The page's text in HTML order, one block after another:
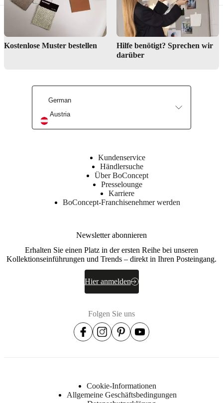
Muster bestellen
Finden Sie Ihren lokalen Store
Kostenlose Muster bestellen
Hilfe benötigt? Sprechen wir
darüber
German
Austria
Kundenservice
Händlersuche
Über BoConcept
Presselounge
Karriere
BoConcept-Franchisenehmer werden
Newsletter abonnieren
Erhalten Sie einen Platz in der ersten Reihe bei unseren
Kollektionseinführungen und Trends – direkt in Ihren Posteingang.
Hier anmelden
Folgen Sie uns
Cookie-Informationen
Allgemeine Geschäftsbedingungen